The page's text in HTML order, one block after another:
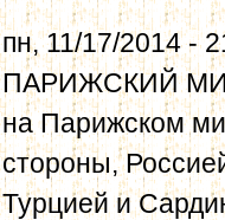
пн, 11/17/2014 -
ПАРИЖСКИЙ
на Парижском
стороны,
Турцией и